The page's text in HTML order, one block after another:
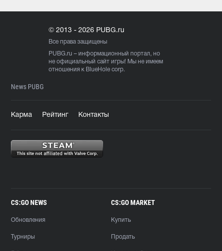
© 2013 - 2026 PUBG.ru
Все права защищены
PUBG.ru – информационный портал, но
не официальный сайт игры! Мы не имеем
отношения к BlueHole corp.
News PUBG
Карма Рейтинг Контакты
CS:GO NEWS
Обновления
Турниры
CS:GO MARKET
Купить
Продать